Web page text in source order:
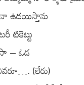
ఉదయిస్తాను
టికెట్టు
– ఓడ
(లేరు)